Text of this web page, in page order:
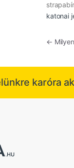
katonai
←
karóra